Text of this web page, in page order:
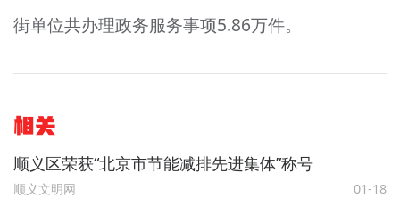
街单位共办理政务服务事项5.86万件。
相关
顺义区荣获“北京市节能减排先进集体”称号
顺义文明网 01-18